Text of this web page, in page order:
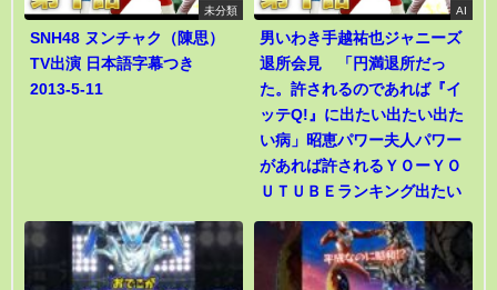
未分類
SNH48 ヌンチャク（陳思）
TV出演 日本語字幕つき
2013-5-11
AI
男いわき手越祐也ジャニーズ
退所会見 「円満退所だっ
た。許されるのであれば『イ
ッテQ!』に出たい出たい出た
い病」昭恵パワー夫人パワー
があれば許されるＹＯーＹＯ
ＵＴＵＢＥランキング出たい